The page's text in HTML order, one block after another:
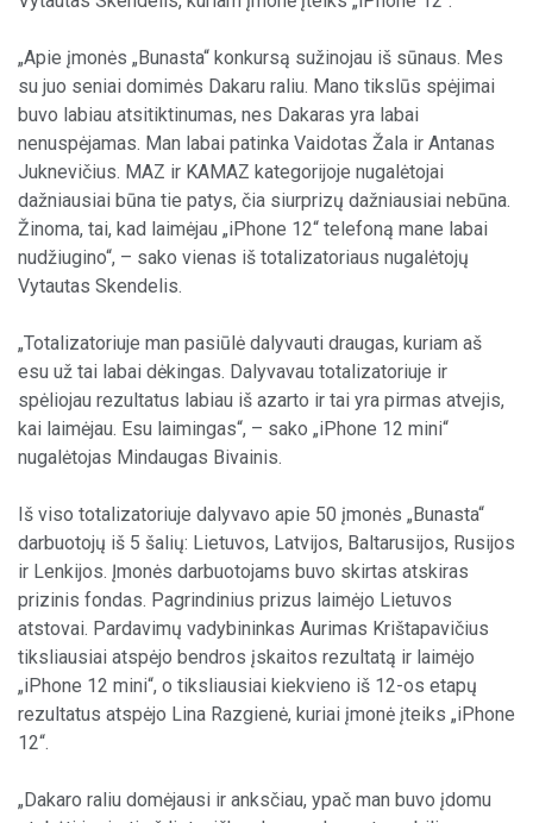
„Apie įmonės „Bunasta“ konkursą sužinojau iš sūnaus. Mes
su juo seniai domimės Dakaru raliu. Mano tikslūs spėjimai
buvo labiau atsitiktinumas, nes Dakaras yra labai
nenuspėjamas. Man labai patinka Vaidotas Žala ir Antanas
Juknevičius. MAZ ir KAMAZ kategorijoje nugalėtojai
dažniausiai būna tie patys, čia siurprizų dažniausiai nebūna.
Žinoma, tai, kad laimėjau „iPhone 12“ telefoną mane labai
nudžiugino“, – sako vienas iš totalizatoriaus nugalėtojų
Vytautas Skendelis.
„Totalizatoriuje man pasiūlė dalyvauti draugas, kuriam aš
esu už tai labai dėkingas. Dalyvavau totalizatoriuje ir
spėliojau rezultatus labiau iš azarto ir tai yra pirmas atvejis,
kai laimėjau. Esu laimingas“, – sako „iPhone 12 mini“
nugalėtojas Mindaugas Bivainis.
Iš viso totalizatoriuje dalyvavo apie 50 įmonės „Bunasta“
darbuotojų iš 5 šalių: Lietuvos, Latvijos, Baltarusijos, Rusijos
ir Lenkijos. Įmonės darbuotojams buvo skirtas atskiras
prizinis fondas. Pagrindinius prizus laimėjo Lietuvos
atstovai. Pardavimų vadybininkas Aurimas Krištapavičius
tiksliausiai atspėjo bendros įskaitos rezultatą ir laimėjo
„iPhone 12 mini“, o tiksliausiai kiekvieno iš 12-os etapų
rezultatus atspėjo Lina Razgienė, kuriai įmonė įteiks „iPhone
12“.
„Dakaro raliu domėjausi ir anksčiau, ypač man buvo įdomu